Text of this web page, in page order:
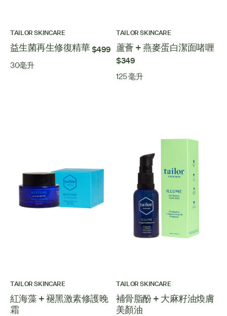
TAILOR SKINCARE
益生菌再生修復精華$499
30毫升
TAILOR SKINCARE
蘆薈 + 燕麥蛋白潔面啫喱
$349
125 毫升
TAILOR SKINCARE
紅海藻 + 褪黑激素修護晚
霜
TAILOR SKINCARE
補骨脂酚 + 大麻籽油煥膚
美顏油